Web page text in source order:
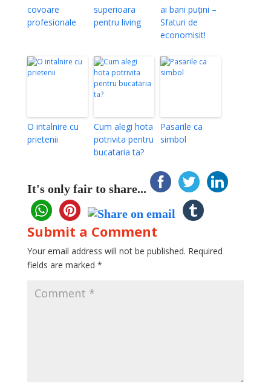
covoare
profesionale
superioara
pentru living
ai bani puțini –
Sfaturi de
economisit!
O intalnire cu
prietenii
Cum alegi hota
potrivita pentru
bucataria ta?
Pasarile ca
simbol
It's only fair to share...
Submit a Comment
Your email address will not be published. Required
fields are marked *